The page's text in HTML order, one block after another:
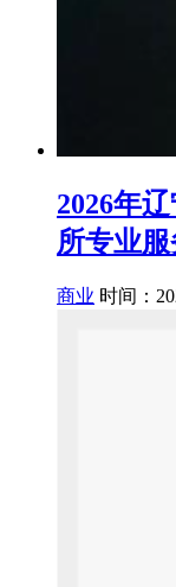
2026年
所专业
商业 时间：